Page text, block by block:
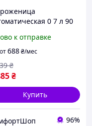
0 7 л 90
Camry FK-8691
к отправке
от688₴/мес
₴
₴
Купить
96%